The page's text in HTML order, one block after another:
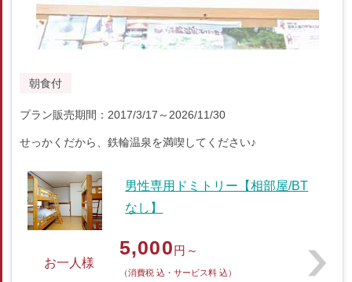
朝食付
プラン販売期間：2017/3/17～2026/11/30
せっかくだから、鉄輪温泉を満喫してください♪
男性専用ドミトリー【相部屋/BT
なし】
お一人様
5,000円～
（消費税 込・サービス料 込）